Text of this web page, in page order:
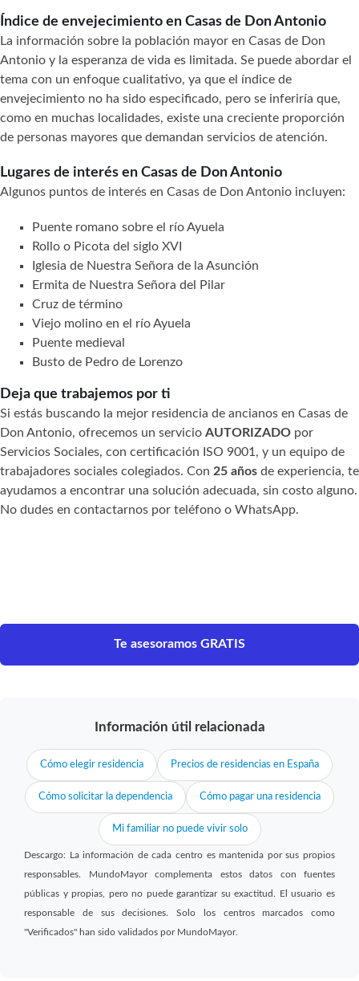
Índice de envejecimiento en Casas de Don Antonio
La información sobre la población mayor en Casas de Don
Antonio y la esperanza de vida es limitada. Se puede abordar el
tema con un enfoque cualitativo, ya que el índice de
envejecimiento no ha sido especificado, pero se inferiría que,
como en muchas localidades, existe una creciente proporción
de personas mayores que demandan servicios de atención.
Lugares de interés en Casas de Don Antonio
Algunos puntos de interés en Casas de Don Antonio incluyen:
Puente romano sobre el río Ayuela
Rollo o Picota del siglo XVI
Iglesia de Nuestra Señora de la Asunción
Ermita de Nuestra Señora del Pilar
Cruz de término
Viejo molino en el río Ayuela
Puente medieval
Busto de Pedro de Lorenzo
Deja que trabajemos por ti
Si estás buscando la mejor residencia de ancianos en Casas de
Don Antonio, ofrecemos un servicio AUTORIZADO por
Servicios Sociales, con certificación ISO 9001, y un equipo de
trabajadores sociales colegiados. Con 25 años de experiencia, te
ayudamos a encontrar una solución adecuada, sin costo alguno.
No dudes en contactarnos por teléfono o WhatsApp.
Te asesoramos GRATIS
Información útil relacionada
Cómo elegir residencia Precios de residencias en España
Cómo solicitar la dependencia Cómo pagar una residencia
Mi familiar no puede vivir solo
Descargo: La información de cada centro es mantenida por sus propios
responsables. MundoMayor complementa estos datos con fuentes
públicas y propias, pero no puede garantizar su exactitud. El usuario es
responsable de sus decisiones. Solo los centros marcados como
"Verificados" han sido validados por MundoMayor.